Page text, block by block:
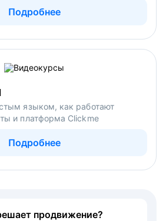
Подробнее
языком, как работают
и платформа Clickme
Подробнее
продвижение?